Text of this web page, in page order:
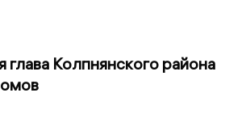
глава Колпнянского района